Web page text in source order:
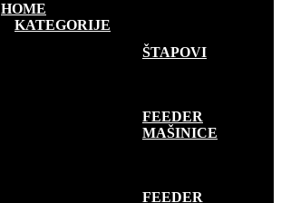
HOME
KATEGORIJE
FEEDER RIBOLOV
ŠTAPOVI
FEEDER
MAŠINICE
FEEDER